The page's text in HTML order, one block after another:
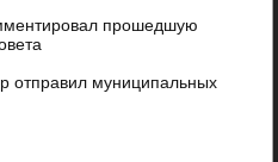
прошедшую
отправил муниципальных